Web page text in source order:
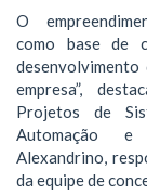
O
como base de
desenvolvimento
empresa”,
Projetos de
Automação e
Alexandrino,
da equipe de